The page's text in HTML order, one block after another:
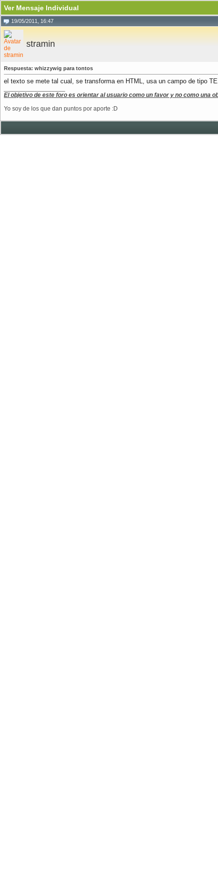
Ver Mensaje Individual
19/05/2011, 16:47
stramin
Respuesta: whizzywig para tontos
el texto se mete tal cual, se transforma en HTML, usa un campo de tipo
El objetivo de este foro es orientar al usuario como un favor y no como una
Yo soy de los que dan puntos por aporte :D